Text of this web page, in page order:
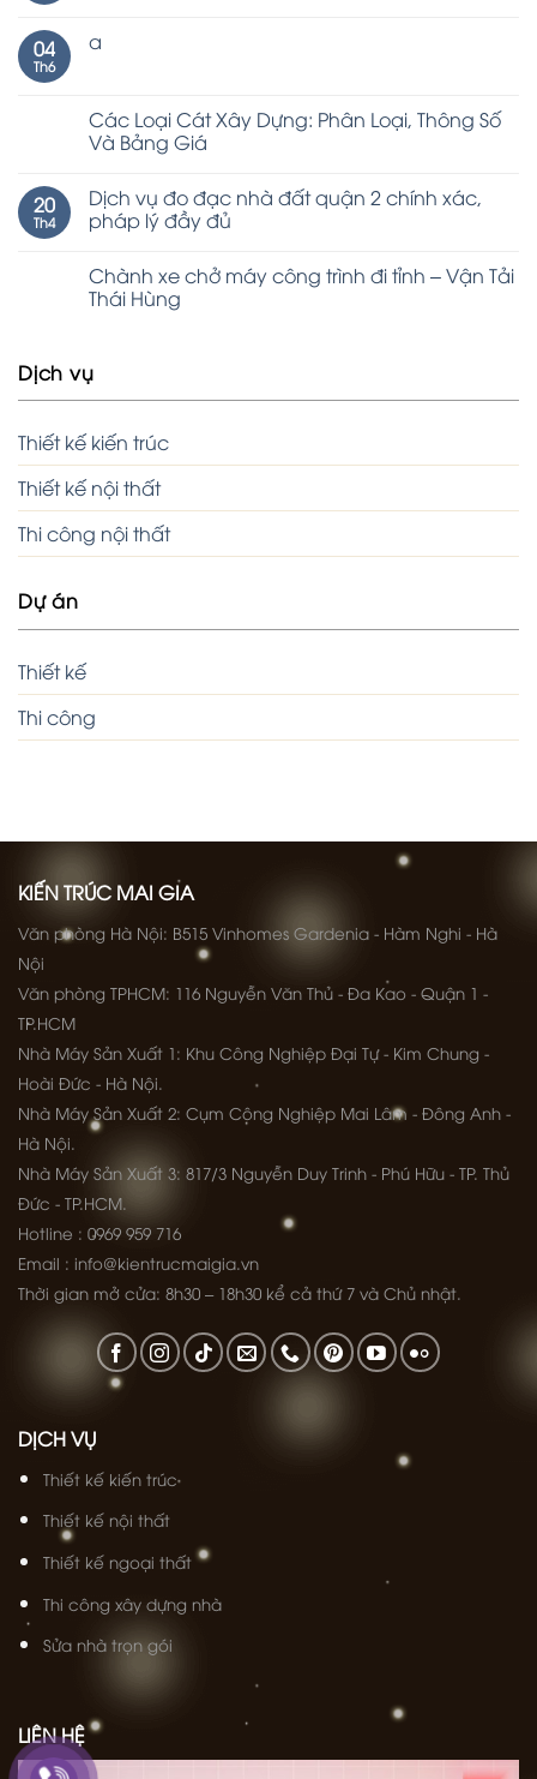
04
Th6
a
Các Loại Cát Xây Dựng: Phân Loại, Thông Số
Và Bảng Giá
20
Th4
Dịch vụ đo đạc nhà đất quận 2 chính xác,
pháp lý đầy đủ
Chành xe chở máy công trình đi tỉnh – Vận Tải
Thái Hùng
Dịch vụ
Thiết kế kiến trúc
Thiết kế nội thất
Thi công nội thất
Dự án
Thiết kế
Thi công
KIẾN TRÚC MAI GIA
Văn phòng Hà Nội: B515 Vinhomes Gardenia - Hàm Nghi - Hà
Nội
Văn phòng TPHCM: 116 Nguyễn Văn Thủ - Đa Kao - Quận 1 -
TP.HCM
Nhà Máy Sản Xuất 1: Khu Công Nghiệp Đại Tự - Kim Chung -
Hoài Đức - Hà Nội.
Nhà Máy Sản Xuất 2: Cụm Công Nghiệp Mai Lâm - Đông Anh -
Hà Nội.
Nhà Máy Sản Xuất 3: 817/3 Nguyễn Duy Trinh - Phú Hữu - TP. Thủ
Đức - TP.HCM.
Hotline : 0969 959 716
Email : info@kientrucmaigia.vn
Thời gian mở cửa: 8h30 – 18h30 kể cả thứ 7 và Chủ nhật.
DỊCH VỤ
Thiết kế kiến trúc
Thiết kế nội thất
Thiết kế ngoại thất
Thi công xây dựng nhà
Sửa nhà trọn gói
LIÊN HỆ